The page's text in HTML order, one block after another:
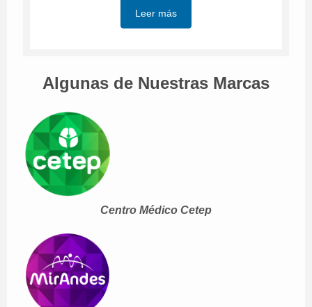
Leer más
Algunas de Nuestras Marcas
Centro Médico Cetep